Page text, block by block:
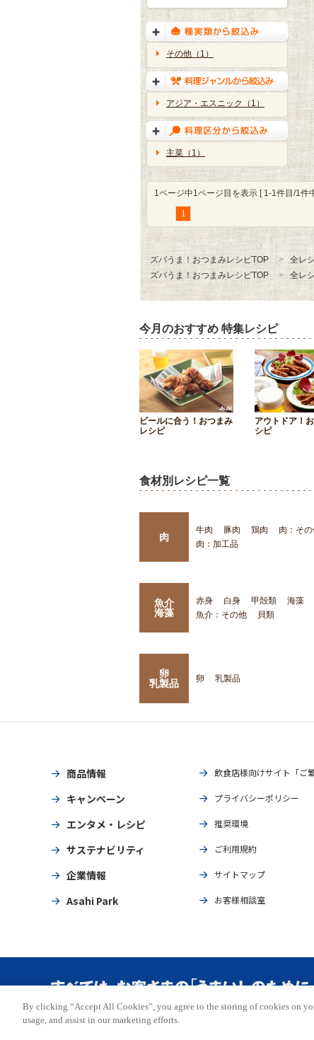
その他（1）
アジア・エスニック（1）
主菜（1）
1ページ中1ページ目を表示 [ 1-1件目/1件
1
ズバうま！おつまみレシピTOP 全レ
ズバうま！おつまみレシピTOP
全レ
今月のおすすめ 特集レシピ
ビールに合う！おつまみ
レシピ
アウトドア！
シピ
食材別レシピ一覧
肉
牛肉 豚肉 鶏肉
肉：そ
肉：加工品
魚介
海藻
赤身 白身 甲殻類
海藻
魚介：その他
貝類
卵
乳製品
卵 乳製品
商品情報
キャンペーン
エンタメ・レシピ
サステナビリティ
企業情報
Asahi Park
飲食店様向けサイト「ご
プライバシーポリシー
推奨環境
ご利用規約
サイトマップ
お客様相談室
Copyright © ASAHI BREWERIES, LTD. All rights reserved.
By clicking “Accept All Cookies”, you agree to the storing of cookies on
usage, and assist in our marketing efforts.